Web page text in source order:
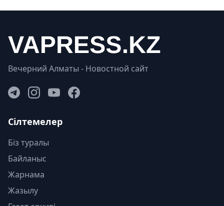
Вечерний Алматы - Новостной сайт
Сілтемелер
Біз туралы
Байланыс
Жарнама
Жазылу